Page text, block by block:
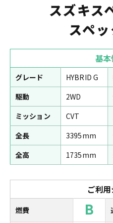
スズキス
スペ
基
グレード HYBRID G
駆動
2WD
ミッション
CVT
全長
3395mm
全高
1735mm
ご利
燃費 B